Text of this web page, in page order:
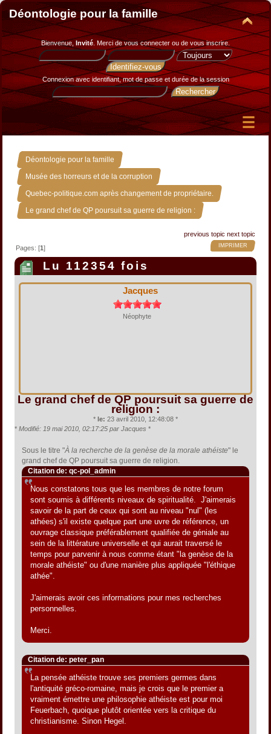
Déontologie pour la famille
Bienvenue, Invité. Merci devous connecter ou de vous inscrire.
Connexion avec identifiant, mot de passe et durée de la session
Déontologie pour la famille »
Musée des horreurs et de la corruption »
Quebec-politique.com après changement de propriétaire. »
Le grand chef de QP poursuit sa guerre de religion :
previous topic next topic
IMPRIMER
Pages: [1]
Lu 112354 fois
Jacques
Néophyte
Le grand chef de QP poursuit sa guerre de
religion :
* le: 23 avril 2010, 12:48:08 *
* Modifié: 19 mai 2010, 02:17:25 par Jacques *
Sous le titre "À la recherche de la genèse de la morale athéiste" le
grand chef de QP poursuit sa guerre de religion.
Citation de: qc-pol_admin
Nous constatons tous que les membres de notre forum
sont soumis à différents niveaux de spiritualité. J'aimerais
savoir de la part de ceux qui sont au niveau "nul" (les
athées) s'il existe quelque part une uvre de référence, un
ouvrage classique préférablement qualifiée de géniale au
sein de la littérature universelle et qui aurait traversé le
temps pour parvenir à nous comme étant "la genèse de la
morale athéiste" ou d'une manière plus appliquée "l'éthique
athée".
J'aimerais avoir ces informations pour mes recherches
personnelles.
Merci.
Citation de: peter_pan
La pensée athéiste trouve ses premiers germes dans
l'antiquité gréco-romaine, mais je crois que le premier a
vraiment émettre une philosophie athéiste est pour moi
Feuerbach, quoique plutôt orientée vers la critique du
christianisme. Sinon Hegel.